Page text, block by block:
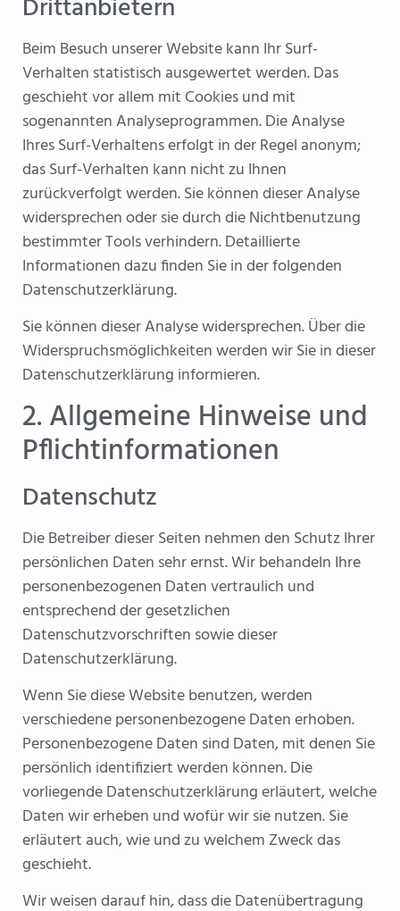
Drittanbietern
Beim Besuch unserer Website kann Ihr Surf-
Verhalten statistisch ausgewertet werden. Das
geschieht vor allem mit Cookies und mit
sogenannten Analyseprogrammen. Die Analyse
Ihres Surf-Verhaltens erfolgt in der Regel anonym;
das Surf-Verhalten kann nicht zu Ihnen
zurückverfolgt werden. Sie können dieser Analyse
widersprechen oder sie durch die Nichtbenutzung
bestimmter Tools verhindern. Detaillierte
Informationen dazu finden Sie in der folgenden
Datenschutzerklärung.
Sie können dieser Analyse widersprechen. Über die
Widerspruchsmöglichkeiten werden wir Sie in dieser
Datenschutzerklärung informieren.
2. Allgemeine Hinweise und
Pflichtinformationen
Datenschutz
Die Betreiber dieser Seiten nehmen den Schutz Ihrer
persönlichen Daten sehr ernst. Wir behandeln Ihre
personenbezogenen Daten vertraulich und
entsprechend der gesetzlichen
Datenschutzvorschriften sowie dieser
Datenschutzerklärung.
Wenn Sie diese Website benutzen, werden
verschiedene personenbezogene Daten erhoben.
Personenbezogene Daten sind Daten, mit denen Sie
persönlich identifiziert werden können. Die
vorliegende Datenschutzerklärung erläutert, welche
Daten wir erheben und wofür wir sie nutzen. Sie
erläutert auch, wie und zu welchem Zweck das
geschieht.
Wir weisen darauf hin, dass die Datenübertragung